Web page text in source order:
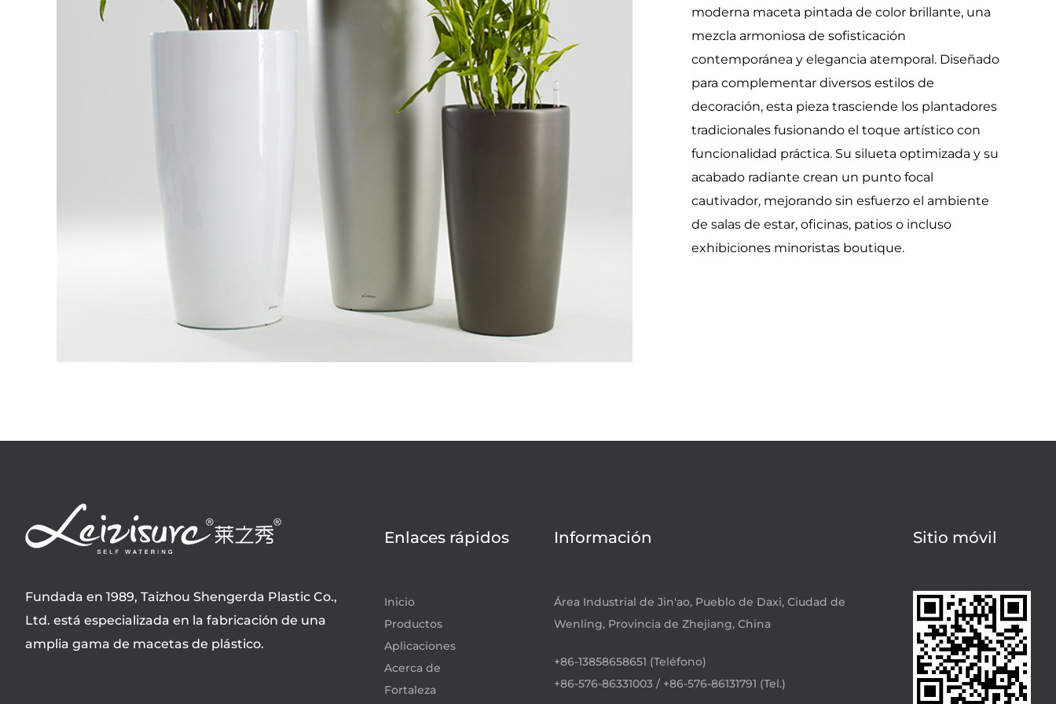
moderna maceta pintada de color brillante, una
mezcla armoniosa de sofisticación
contemporánea y elegancia atemporal. Diseñado
para complementar diversos estilos de
decoración, esta pieza trasciende los plantadores
tradicionales fusionando el toque artístico con
funcionalidad práctica. Su silueta optimizada y su
acabado radiante crean un punto focal
cautivador, mejorando sin esfuerzo el ambiente
de salas de estar, oficinas, patios o incluso
exhibiciones minoristas boutique.
Fundada en 1989, Taizhou Shengerda Plastic Co.,
Ltd. está especializada en la fabricación de una
amplia gama de macetas de plástico.
Enlaces rápidos
Inicio
Productos
Aplicaciones
Acerca de
Fortaleza
Información
Área Industrial de Jin'ao, Pueblo de Daxi, Ciudad de
Wenling, Provincia de Zhejiang, China
+86-13858658651 (Teléfono)
+86-576-86331003 / +86-576-86131791 (Tel.)
Sitio móvil